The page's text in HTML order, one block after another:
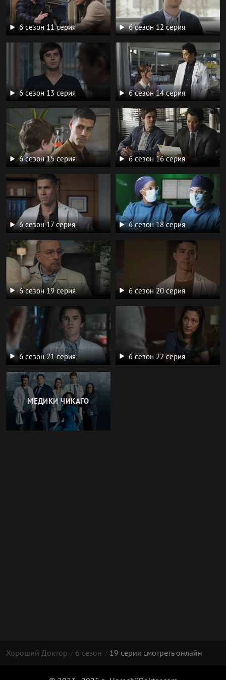
6 сезон 11 серия 6 сезон 12 серия
6 сезон 13 серия 6 сезон 14 серия
6 сезон 15 серия 6 сезон 16 серия
6 сезон 17 серия 6 сезон 18 серия
6 сезон 19 серия 6 сезон 20 серия
6 сезон 21 серия 6 сезон 22 серия
МЕДИКИ ЧИКАГО
Хороший Доктор 6 сезон 19 серия смотреть онлайн